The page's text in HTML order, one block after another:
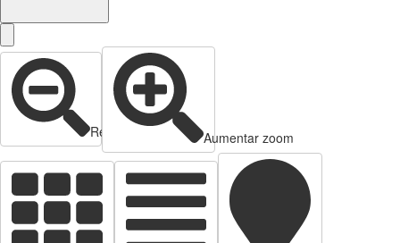
Reducir zoom Aumentar zoom